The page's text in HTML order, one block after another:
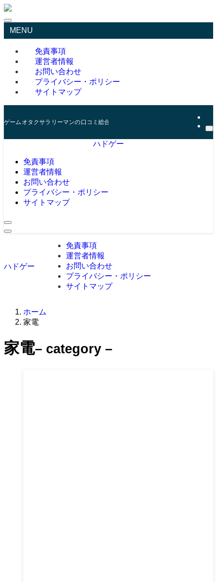
MENU
免責事項
運営者情報
お問い合わせ
プライバシー・ポリシー
サイトマップ
ゲームオタクサラリーマンの口コミ総合サイト
ハドゲー
免責事項
運営者情報
お問い合わせ
プライバシー・ポリシー
サイトマップ
ハドゲー
免責事項
運営者情報
お問い合わせ
プライバシー・ポリシー
サイトマップ
ホーム
家電
家電– category –